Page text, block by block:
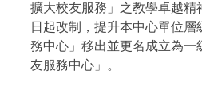
擴大校友服務」之教學卓越精
日起改制，提升本中心單位層
務中心」移出並更名成立為一
友服務中心」。